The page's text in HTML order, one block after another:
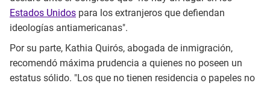
Estados Unidos para los extranjeros que defiendan
ideologías antiamericanas".
Por su parte, Kathia Quirós, abogada de inmigración,
recomendó máxima prudencia a quienes no poseen un
estatus sólido. "Los que no tienen residencia o papeles no